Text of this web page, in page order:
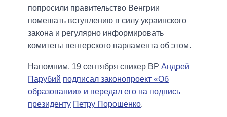
попросили правительство Венгрии
помешать вступлению в силу украинского
закона и регулярно информировать
комитеты венгерского парламента об этом.
Напомним, 19 сентября спикер ВР Андрей
Парубий подписал законопроект «Об
образовании» и передал его на подпись
президенту Петру Порошенко.